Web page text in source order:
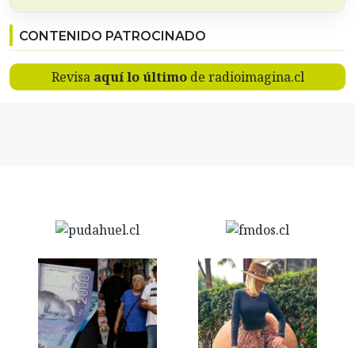
CONTENIDO PATROCINADO
Revisa aquí lo últimode radioimagina.cl